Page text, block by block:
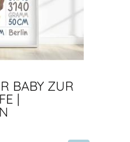
BABY ZUR
|